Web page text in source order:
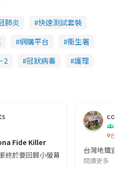
肺炎
快速測試套裝
網購平台
衞生署
2 冠狀病毒 護理
Fide Killer
終於要回歸小螢幕啦!這次的劇本改編
co
吹
台灣
台灣地鐵宣
閱讀更多